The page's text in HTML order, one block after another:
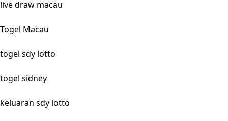
live draw macau
Togel Macau
togel sdy lotto
togel sidney
keluaran sdy lotto